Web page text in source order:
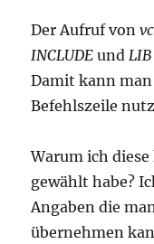
Der Aufruf von
INCLUDEundLIB
Damit kann
Befehlszeile
Warum ich
gewählt habe?
Angaben die
übernehmen